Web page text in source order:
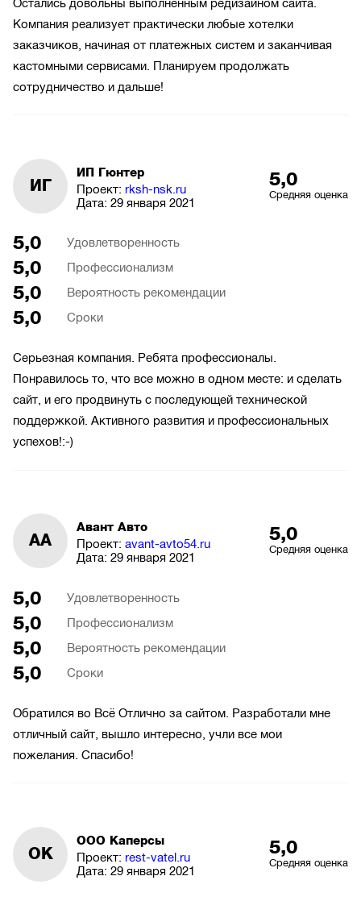
Остались довольны выполненным редизайном сайта.
Компания реализует практически любые хотелки
заказчиков, начиная от платежных систем и заканчивая
кастомными сервисами. Планируем продолжать
сотрудничество и дальше!
ИГ
ИП Гюнтер
Проект: rksh-nsk.ru
Дата: 29 января 2021
5,0
Средняя оценка
5,0 Удовлетворенность
5,0 Профессионализм
5,0 Вероятность рекомендации
5,0 Сроки
Серьезная компания. Ребята профессионалы.
Понравилось то, что все можно в одном месте: и сделать
сайт, и его продвинуть с последующей технической
поддержкой. Активного развития и профессиональных
успехов!:-)
АА
Авант Авто
Проект: avant-avto54.ru
Дата: 29 января 2021
5,0
Средняя оценка
5,0 Удовлетворенность
5,0 Профессионализм
5,0 Вероятность рекомендации
5,0 Сроки
Обратился во Всё Отлично за сайтом. Разработали мне
отличный сайт, вышло интересно, учли все мои
пожелания. Спасибо!
ОК
ООО Каперсы
Проект: rest-vatel.ru
Дата: 29 января 2021
5,0
Средняя оценка